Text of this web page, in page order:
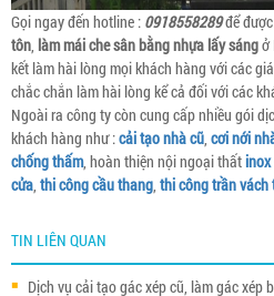
Gọi ngay đến hotline : 0918558289để
tôn, làm mái che sân bằng nhựa lấy sángở
kết làm hài lòng mọi khách hàng với các
chắc chắn làm hài lòng kể cả đối với các
Ngoài ra công ty còn cung cấp nhiều gói
khách hàng như :cải tạo nhà cũ, cơi nới
chống thấm, hoàn thiện nội ngoại thấtinox
cửa, thi công cầu thang, thi công trần vách
TIN LIÊN QUAN
Dịch vụ cải tạo gác xép cũ, làm gác xép